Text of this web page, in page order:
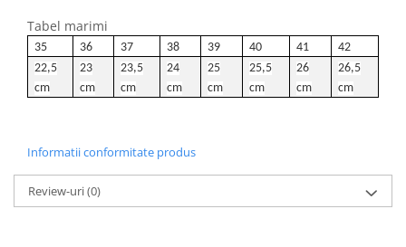
Tabel marimi
35 36 37 38 39 40 41
42
22,5
cm
23
cm
23,5
cm
24
cm
25
cm
25,5
cm
26
cm
26,5
cm
Informatii conformitate produs
Review-uri(0)